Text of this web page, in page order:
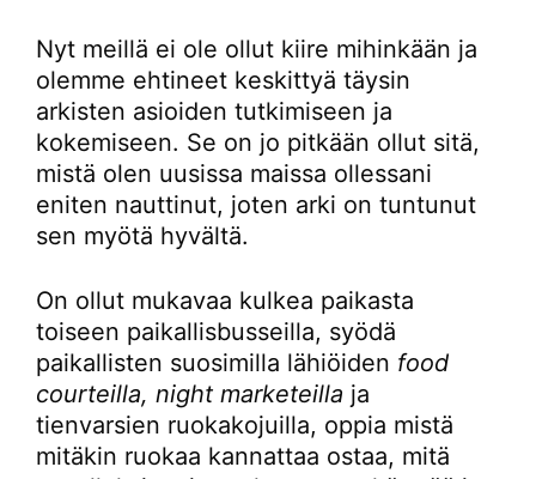
Nyt meillä ei ole ollut kiire mihinkään ja
olemme ehtineet keskittyä täysin
arkisten asioiden tutkimiseen ja
kokemiseen. Se on jo pitkään ollut sitä,
mistä olen uusissa maissa ollessani
eniten nauttinut, joten arki on tuntunut
sen myötä hyvältä.
On ollut mukavaa kulkea paikasta
toiseen paikallisbusseilla, syödä
paikallisten suosimilla lähiöiden food
courteilla, night marketeilla ja
tienvarsien ruokakojuilla, oppia mistä
mitäkin ruokaa kannattaa ostaa, mitä